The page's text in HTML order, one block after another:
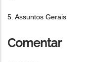
5. Assuntos Gerais
Comentar